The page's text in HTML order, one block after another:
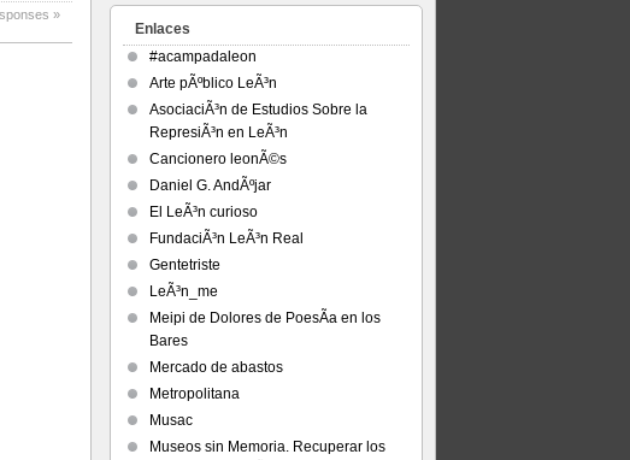
»
Enlaces
#acampadaleon
Arte pÃºblico LeÃ³n
AsociaciÃ³n de Estudios Sobre la
RepresiÃ³n en LeÃ³n
Cancionero leonÃ©s
Daniel G. AndÃºjar
El LeÃ³n curioso
FundaciÃ³n LeÃ³n Real
Gentetriste
LeÃ³n_me
Meipi de Dolores de PoesÃ­a en los
Bares
Mercado de abastos
Metropolitana
Musac
Museos sin Memoria. Recuperar los